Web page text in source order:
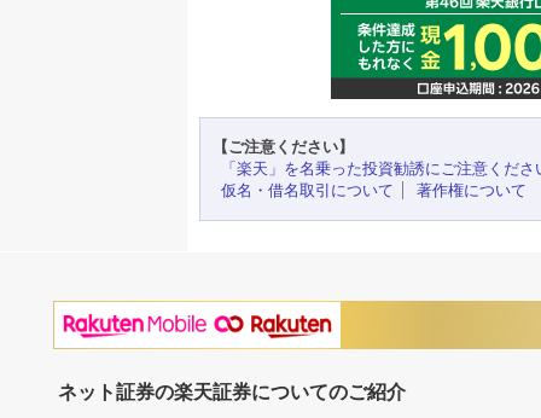
【ご注意ください】
「楽天」を名乗った投資勧誘にご注意くださ
仮名・借名取引について
著作権について
ネット証券の楽天証券についてのご紹介